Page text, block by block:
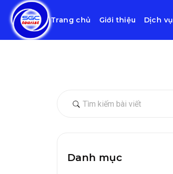
Trang chủ Giới thiệu Dịch vụ
Danh mục